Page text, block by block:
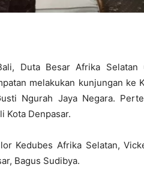
Duta Besar Afrika Selatan
melakukan kunjungan ke
Ngurah Jaya Negara.
Kota Denpasar.
Kedubes Afrika Selatan,
Bagus Sudibya.